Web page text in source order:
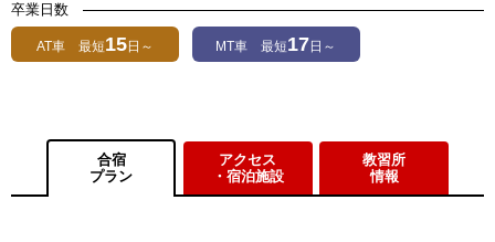
卒業日数
AT車 最短15日～ MT車 最短17日～
合宿
プラン
アクセス
・宿泊施設
教習所
情報